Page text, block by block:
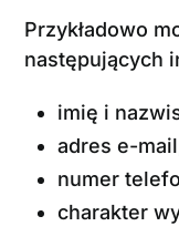
Przykładowo
następujących
imię i
adres e-
numer
charakter